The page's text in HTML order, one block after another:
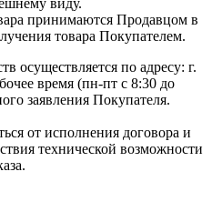
принимаются Продавцом в
товара Покупателем.
осуществляется по адресу: г.
время (пн-пт с 8:30 до
заявления Покупателя.
от исполнения договора и
технической возможности